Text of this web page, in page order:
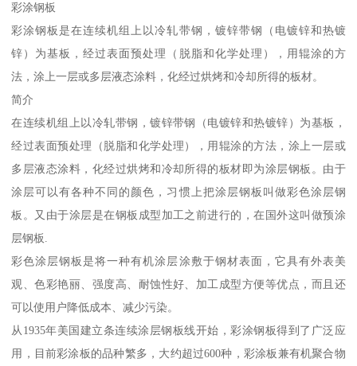
彩涂钢板
彩涂钢板是在连续机组上以冷轧带钢，镀锌带钢（电镀锌和热镀
锌）为基板，经过表面预处理（脱脂和化学处理），用辊涂的方
法，涂上一层或多层液态涂料，化经过烘烤和冷却所得的板材。
简介
在连续机组上以冷轧带钢，镀锌带钢（电镀锌和热镀锌）为基板，
经过表面预处理（脱脂和化学处理），用辊涂的方法，涂上一层或
多层液态涂料，化经过烘烤和冷却所得的板材即为涂层钢板。由于
涂层可以有各种不同的颜色，习惯上把涂层钢板叫做彩色涂层钢
板。又由于涂层是在钢板成型加工之前进行的，在国外这叫做预涂
层钢板.
彩色涂层钢板是将一种有机涂层涂敷于钢材表面，它具有外表美
观、色彩艳丽、强度高、耐蚀性好、加工成型方便等优点，而且还
可以使用户降低成本、减少污染。
从1935年美国建立条连续涂层钢板线开始，彩涂钢板得到了广泛应
用，目前彩涂板的品种繁多，大约超过600种，彩涂板兼有机聚合物